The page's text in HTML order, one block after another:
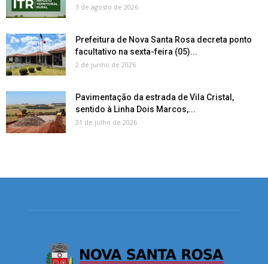
3 de agosto de 2026
Prefeitura de Nova Santa Rosa decreta ponto
facultativo na sexta-feira (05)...
2 de junho de 2026
Pavimentação da estrada de Vila Cristal,
sentido à Linha Dois Marcos,...
31 de julho de 2026